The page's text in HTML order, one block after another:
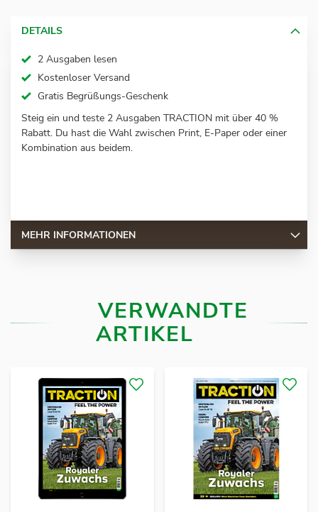
DETAILS
2 Ausgaben lesen
Kostenloser Versand
Gratis Begrüßungs-Geschenk
Steig ein und teste 2 Ausgaben TRACTION mit über 40 %
Rabatt. Du hast die Wahl zwischen Print, E-Paper oder einer
Kombination aus beidem.
MEHR INFORMATIONEN
VERWANDTE
ARTIKEL